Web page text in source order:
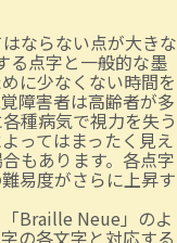
ならない点が大きな
る点字と一般的な墨
に少なくない時間を
障害者は高齢者が多
種病気で視力を失う
ってはまったく見え
もあります。各点字
易度がさらに上昇す
Braille Neue」のよ
の各文字と対応する